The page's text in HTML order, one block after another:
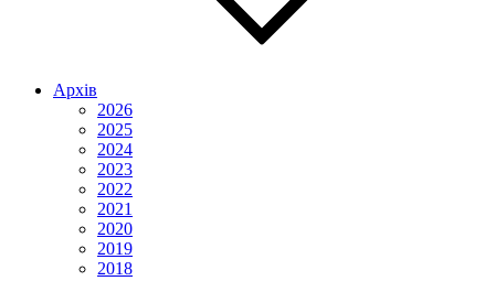
Архів
2026
2025
2024
2023
2022
2021
2020
2019
2018